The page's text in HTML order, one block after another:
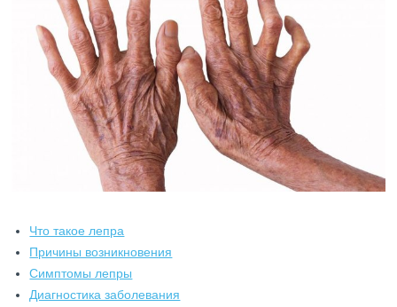
Что такое лепра
Причины возникновения
Симптомы лепры
Диагностика заболевания